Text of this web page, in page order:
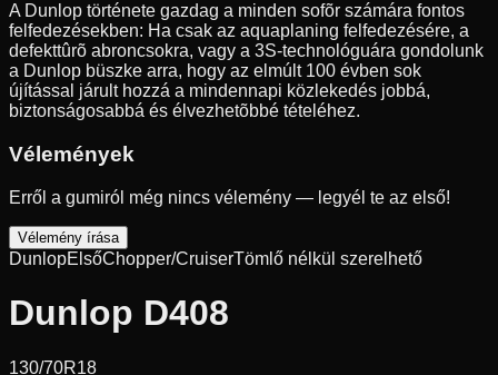
A Dunlop története gazdag a minden sofõr számára fontos
felfedezésekben: Ha csak az aquaplaning felfedezésére, a
defekttûrõ abroncsokra, vagy a 3S-technológuára gondolunk
a Dunlop büszke arra, hogy az elmúlt 100 évben sok
újítással járult hozzá a mindennapi közlekedés jobbá,
biztonságosabbá és élvezhetõbbé tételéhez.
Vélemények
Erről a gumiról még nincs vélemény — legyél te az első!
Vélemény írása
DunlopElsőChopper/CruiserTömlő nélkül szerelhető
Dunlop D408
130/70R18